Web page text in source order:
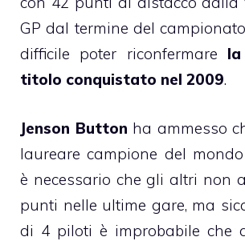
GP dal termine del
difficile poter riconfermare
titolo conquistato nel 2009.
Jenson Button ha ammesso
laureare campione del
è necessario che gli altri non
punti nelle ultime gare, ma
di 4 piloti è improbabile che